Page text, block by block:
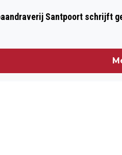
Santpoort schrijft